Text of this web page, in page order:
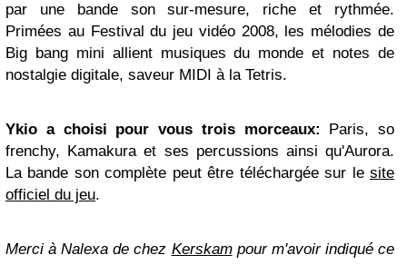
par une bande son sur-mesure, riche et rythmée.
Primées au Festival du jeu vidéo 2008, les mélodies de
Big bang mini allient musiques du monde et notes de
nostalgie digitale, saveur MIDI à la Tetris.
Ykio a choisi pour vous trois morceaux: Paris, so
frenchy, Kamakura et ses percussions ainsi qu'Aurora.
La bande son complète peut être téléchargée sur le site
officiel du jeu.
Merci à Nalexa de chez Kerskampour m'avoir indiqué ce